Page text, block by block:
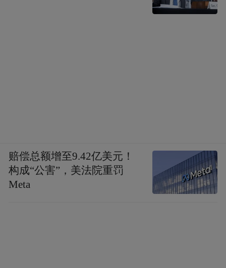
赔偿总额增至9.42亿美元！
构成“公害”，美法院重罚
Meta